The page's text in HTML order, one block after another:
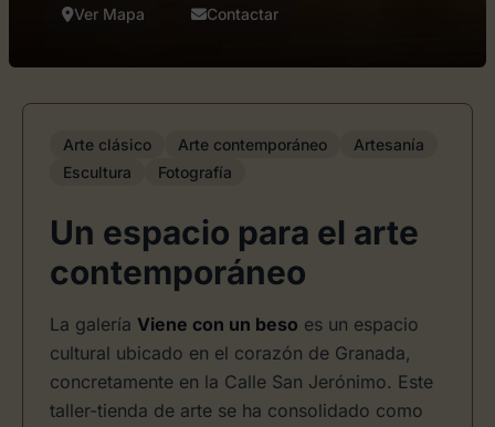
Ver Mapa Contactar
Arte clásico Arte contemporáneo
Artesanía
Escultura
Fotografía
Un espacio para el arte
contemporáneo
La galería Viene con un beso es un espacio
cultural ubicado en el corazón de Granada,
concretamente en la Calle San Jerónimo. Este
taller-tienda de arte se ha consolidado como